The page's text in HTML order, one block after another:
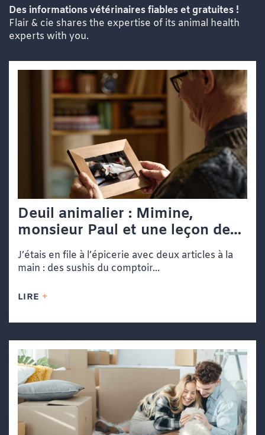
Des informations vétérinaires fiables et gratuites !
Flair & cie shares the expertise of its animal health
experts with you.
Deuil animalier : Mimine,
monsieur Paul et une leçon de
vie dans une file d’attente
J’étais en file à l’épicerie avec deux articles à la
main : des sushis du comptoir...
LIRE